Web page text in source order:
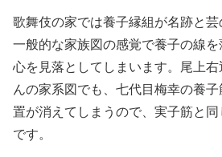
歌舞伎の家では養子縁組が名跡と芸
一般的な家族図の感覚で養子の線
心を見落としてしまいます。尾上
んの家系図でも、七代目梅幸の養
置が消えてしまうので、実子筋と
です。